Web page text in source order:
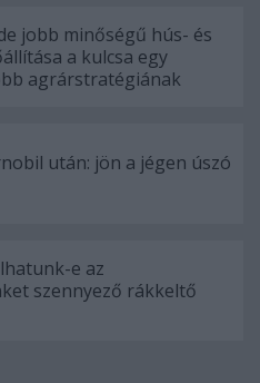
jobb minőségű hús- és
a kulcsa egy
agrárstratégiának
után: jön a jégen úszó
e az
szennyező rákkeltő